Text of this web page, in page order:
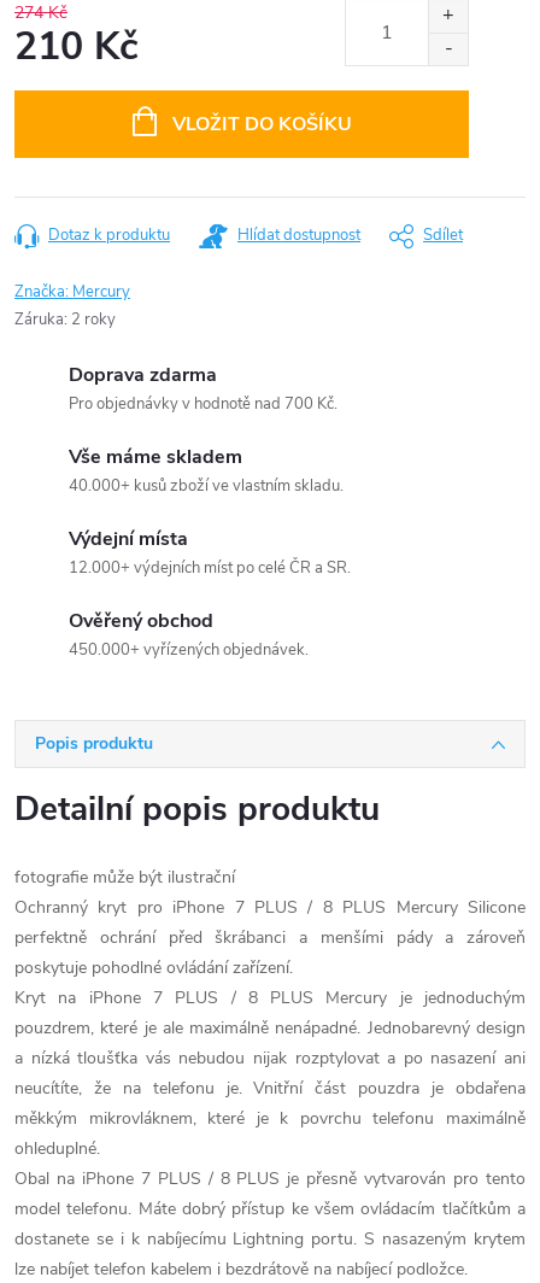
274 Kč
210 Kč
VLOŽIT DO KOŠÍKU
Dotaz k produktu Hlídat dostupnost Sdílet
Značka: Mercury
Záruka: 2 roky
Doprava zdarma
Pro objednávky v hodnotě nad 700 Kč.
Vše máme skladem
40.000+ kusů zboží ve vlastním skladu.
Výdejní místa
12.000+ výdejních míst po celé ČR a SR.
Ověřený obchod
450.000+ vyřízených objednávek.
Popis produktu
Detailní popis produktu
fotografie může být ilustrační
Ochranný kryt pro iPhone 7 PLUS / 8 PLUS Mercury Silicone
perfektně ochrání před škrábanci a menšími pády a zároveň
poskytuje pohodlné ovládání zařízení.
Kryt na iPhone 7 PLUS / 8 PLUS Mercury je jednoduchým
pouzdrem, které je ale maximálně nenápadné. Jednobarevný design
a nízká tloušťka vás nebudou nijak rozptylovat a po nasazení ani
neucítíte, že na telefonu je. Vnitřní část pouzdra je obdařena
měkkým mikrovláknem, které je k povrchu telefonu maximálně
ohleduplné.
Obal na iPhone 7 PLUS / 8 PLUS je přesně vytvarován pro tento
model telefonu. Máte dobrý přístup ke všem ovládacím tlačítkům a
dostanete se i k nabíjecímu Lightning portu. S nasazeným krytem
lze nabíjet telefon kabelem i bezdrátově na nabíjecí podložce.